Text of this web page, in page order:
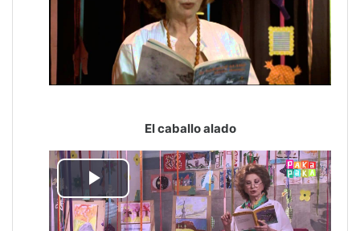
Vídeo
El caballo alado
Reproducir